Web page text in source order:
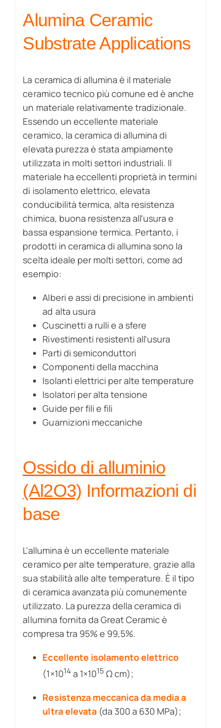
Alumina Ceramic
Substrate Applications
La ceramica di allumina è il materiale
ceramico tecnico più comune ed è anche
un materiale relativamente tradizionale.
Essendo un eccellente materiale
ceramico, la ceramica di allumina di
elevata purezza è stata ampiamente
utilizzata in molti settori industriali. Il
materiale ha eccellenti proprietà in termini
di isolamento elettrico, elevata
conducibilità termica, alta resistenza
chimica, buona resistenza all'usura e
bassa espansione termica. Pertanto, i
prodotti in ceramica di allumina sono la
scelta ideale per molti settori, come ad
esempio:
Alberi e assi di precisione in ambienti
ad alta usura
Cuscinetti a rulli e a sfere
Rivestimenti resistenti all'usura
Parti di semiconduttori
Componenti della macchina
Isolanti elettrici per alte temperature
Isolatori per alta tensione
Guide per fili e fili
Guarnizioni meccaniche
Ossido di alluminio
(Al2O3) Informazioni di
base
L'allumina è un eccellente materiale
ceramico per alte temperature, grazie alla
sua stabilità alle alte temperature. È il tipo
di ceramica avanzata più comunemente
utilizzato. La purezza della ceramica di
allumina fornita da Great Ceramic è
compresa tra 95% e 99,5%.
Eccellente isolamento elettrico
(1×1014 a 1×1015 Ω cm);
Resistenza meccanica da media a
ultra elevata(da 300 a 630 MPa);